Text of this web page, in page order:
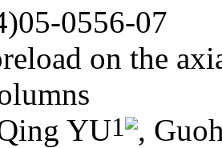
0556-07
on the
YU1
,